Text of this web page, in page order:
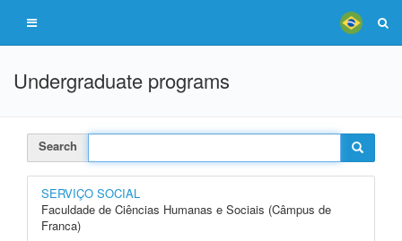
Undergraduate programs
Search
SERVIÇO SOCIAL
Faculdade de Ciências Humanas e Sociais (Câmpus de
Franca)